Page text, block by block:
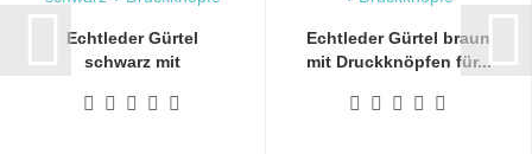
Echtleder Gürtel
schwarz mit
Echtleder Gürtel braun
mit Druckknöpfen für...